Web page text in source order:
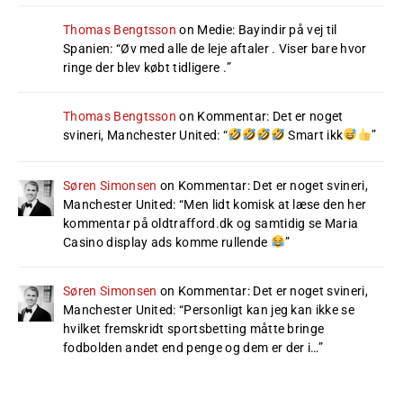
Thomas Bengtsson on Medie: Bayindir på vej til
Spanien: “Øv med alle de leje aftaler . Viser bare hvor
ringe der blev købt tidligere .”
Thomas Bengtsson on Kommentar: Det er noget
svineri, Manchester United: “ Smart ikk ”
Søren Simonsen on Kommentar: Det er noget svineri,
Manchester United: “Men lidt komisk at læse den her
kommentar på oldtrafford.dk og samtidig se Maria
Casino display ads komme rullende
”
Søren Simonsen on Kommentar: Det er noget svineri,
Manchester United: “Personligt kan jeg kan ikke se
hvilket fremskridt sportsbetting måtte bringe
fodbolden andet end penge og dem er der i…”